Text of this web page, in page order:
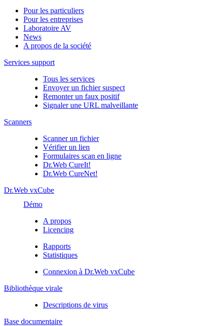
Pour les particuliers
Pour les entreprises
Laboratoire AV
News
A propos de la société
Services support
Tous les services
Envoyer un fichier suspect
Remonter un faux positif
Signaler une URL malveillante
Scanners
Scanner un fichier
Vérifier un lien
Formulaires scan en ligne
Dr.Web CureIt!
Dr.Web CureNet!
Dr.Web vxCube
Démo
A propos
Licencing
Rapports
Statistiques
Connexion à Dr.Web vxCube
Bibliothèque virale
Descriptions de virus
Base documentaire